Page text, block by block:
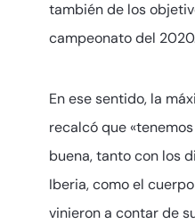
también de los
campeonato del
En ese sentido, la
recalcó que
buena, tanto con los
Iberia, como el
vinieron a contar de